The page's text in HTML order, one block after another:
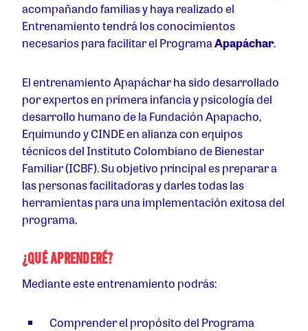
acompañando familias y haya realizado el
Entrenamiento tendrá los conocimientos
necesarios para facilitar el ProgramaApapáchar.
El entrenamiento Apapáchar ha sido desarrollado
por expertos en primera infancia y psicología del
desarrollo humano de la Fundación Apapacho,
Equimundo y CINDE en alianza con equipos
técnicos del Instituto Colombiano de Bienestar
Familiar (ICBF). Su objetivo principal es preparar a
las personas facilitadoras y darles todas las
herramientas para una implementación exitosa del
programa.
¿QUÉ APRENDERÉ?
Mediante este entrenamiento podrás:
Comprender el propósito del Programa